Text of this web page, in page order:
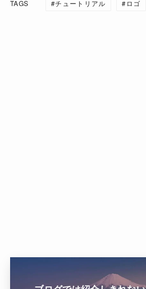
TAGS チュートリアル ロゴ